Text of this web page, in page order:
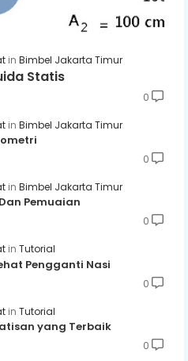
Bimbel Jakarta Timur
Statis
0
Bimbel Jakarta Timur
0
Bimbel Jakarta Timur
Pemuaian
0
Tutorial
Pengganti Nasi
0
Tutorial
yang Terbaik
0